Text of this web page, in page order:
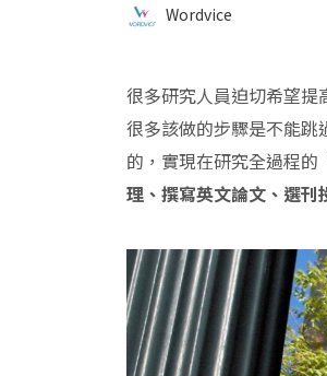
Wordvice
很多研究人員迫切希望提
很多該做的步驟是不能跳
的，實現在研究全過程
理、撰寫英文論文、選刊